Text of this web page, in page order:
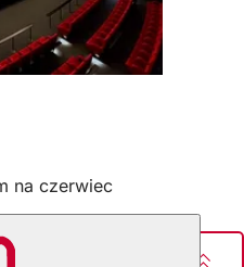
na czerwiec
Udostępnij stronę